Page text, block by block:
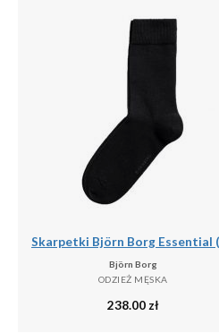
Björn Borg
ODZIEŻ MĘSKA
238.00 zł